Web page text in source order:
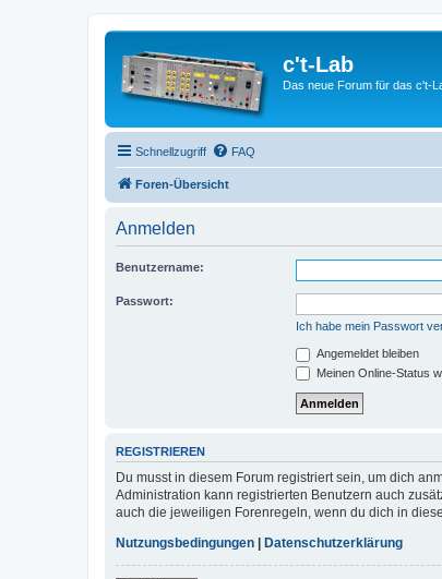
c't-Lab
Das neue Forum für das c't-
Schnellzugriff FAQ
Foren-Übersicht
Anmelden
Benutzername:
Passwort:
Ich habe mein Passwort
Angemeldet bleiben
Meinen Online-Status
REGISTRIEREN
Du musst in diesem Forum registriert sein, um dich
Administration kann registrierten Benutzern auch
auch die jeweiligen Forenregeln, wenn du dich in
Nutzungsbedingungen | Datenschutzerklärung